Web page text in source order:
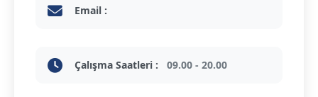
Email :
Çalışma Saatleri : 09.00 - 20.00